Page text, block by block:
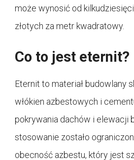
może wynosić od
złotych za metr kwadratowy.
Co to jest eternit?
Eternit to materiał budowlany
włókien azbestowych i
pokrywania dachów i elewacji
stosowanie zostało
obecność azbestu, który jest